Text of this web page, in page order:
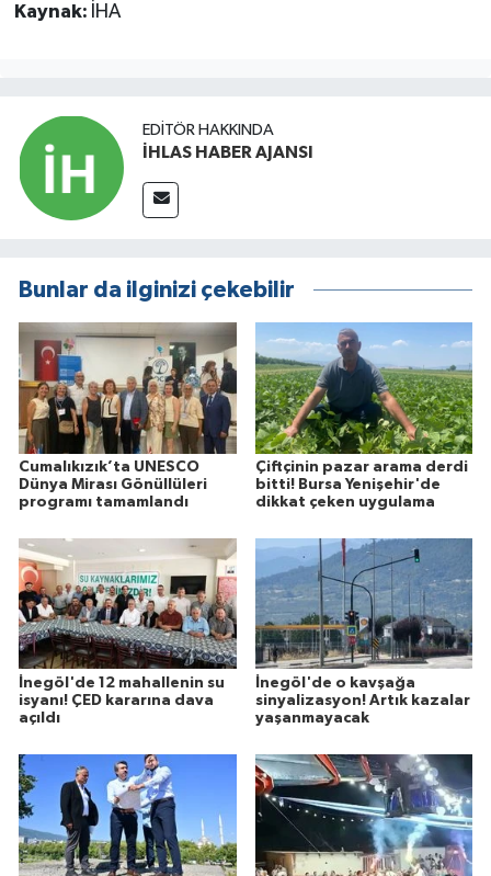
Kaynak: İHA
EDITÖR HAKKINDA
İHLAS HABER AJANSI
Bunlar da ilginizi çekebilir
Cumalıkızık’ta UNESCO
Dünya Mirası Gönüllüleri
programı tamamlandı
Çiftçinin pazar arama derdi
bitti! Bursa Yenişehir'de
dikkat çeken uygulama
İnegöl'de 12 mahallenin su
isyanı! ÇED kararına dava
açıldı
İnegöl'de o kavşağa
sinyalizasyon! Artık kazalar
yaşanmayacak